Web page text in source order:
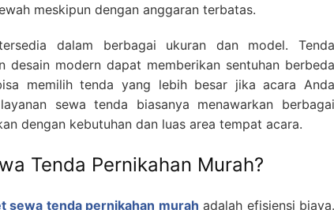
meskipun dengan anggaran terbatas.
dalam berbagai ukuran dan model. Tenda
modern dapat memberikan sentuhan berbeda
memilih tenda yang lebih besar jika acara Anda
sewa tenda biasanya menawarkan berbagai
dengan kebutuhan dan luas area tempat acara.
Tenda Pernikahan Murah?
sewa tenda pernikahan murah adalah efisiensi biaya.